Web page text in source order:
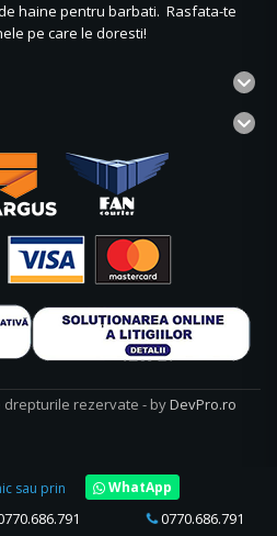
haine pentru barbati. Rasfata-te
pe care le doresti!
drepturile rezervate - byDevPro.ro
sau prin WhatApp
0770.686.791